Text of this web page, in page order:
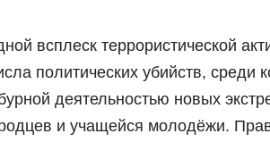
всплеск террористической
политических убийств, среди
деятельностью новых
и учащейся молодёжи.